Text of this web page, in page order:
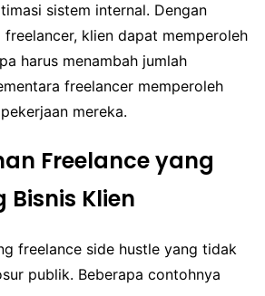
sistem internal. Dengan
freelancer, klien dapat memperoleh
harus menambah jumlah
freelancer memperoleh
mereka.
Freelance yang
Bisnis Klien
freelance side hustle yang tidak
publik. Beberapa contohnya